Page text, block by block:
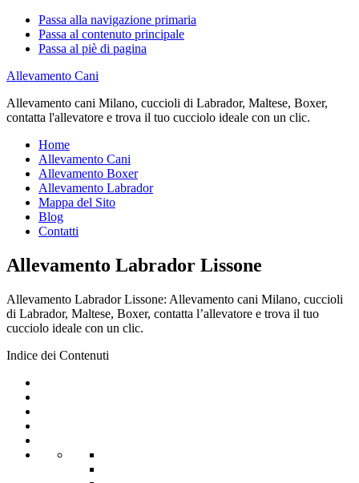
Passa alla navigazione primaria
Passa al contenuto principale
Passa al piè di pagina
Allevamento Cani
Allevamento cani Milano, cuccioli di Labrador, Maltese, Boxer,
contatta l'allevatore e trova il tuo cucciolo ideale con un clic.
Home
Allevamento Cani
Allevamento Boxer
Allevamento Labrador
Mappa del Sito
Blog
Contatti
Allevamento Labrador Lissone
Allevamento Labrador Lissone: Allevamento cani Milano, cuccioli
di Labrador, Maltese, Boxer, contatta l’allevatore e trova il tuo
cucciolo ideale con un clic.
Indice dei Contenuti